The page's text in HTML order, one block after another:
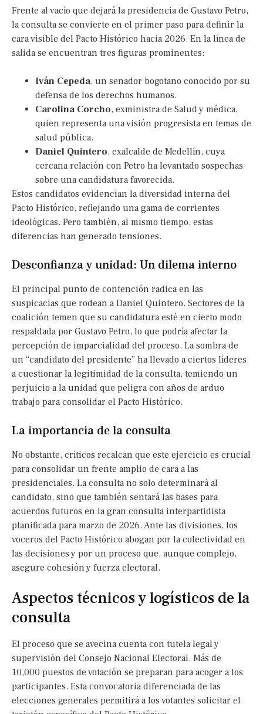
Frente al vacío que dejará la presidencia de Gustavo Petro,
la consulta se convierte en el primer paso para definir la
cara visible del Pacto Histórico hacia 2026. En la línea de
salida se encuentran tres figuras prominentes:
Iván Cepeda, un senador bogotano conocido por su
defensa de los derechos humanos.
Carolina Corcho, exministra de Salud y médica,
quien representa una visión progresista en temas de
salud pública.
Daniel Quintero, exalcalde de Medellín, cuya
cercana relación con Petro ha levantado sospechas
sobre una candidatura favorecida.
Estos candidatos evidencian la diversidad interna del
Pacto Histórico, reflejando una gama de corrientes
ideológicas. Pero también, al mismo tiempo, estas
diferencias han generado tensiones.
Desconfianza y unidad: Un dilema interno
El principal punto de contención radica en las
suspicacias que rodean a Daniel Quintero. Sectores de la
coalición temen que su candidatura esté en cierto modo
respaldada por Gustavo Petro, lo que podría afectar la
percepción de imparcialidad del proceso. La sombra de
un “candidato del presidente” ha llevado a ciertos líderes
a cuestionar la legitimidad de la consulta, temiendo un
perjuicio a la unidad que peligra con años de arduo
trabajo para consolidar el Pacto Histórico.
La importancia de la consulta
No obstante, críticos recalcan que este ejercicio es crucial
para consolidar un frente amplio de cara a las
presidenciales. La consulta no solo determinará al
candidato, sino que también sentará las bases para
acuerdos futuros en la gran consulta interpartidista
planificada para marzo de 2026. Ante las divisiones, los
voceros del Pacto Histórico abogan por la colectividad en
las decisiones y por un proceso que, aunque complejo,
asegure cohesión y fuerza electoral.
Aspectos técnicos y logísticos de la
consulta
El proceso que se avecina cuenta con tutela legal y
supervisión del Consejo Nacional Electoral. Más de
10,000 puestos de votación se preparan para acoger a los
participantes. Esta convocatoria diferenciada de las
elecciones generales permitirá a los votantes solicitar el